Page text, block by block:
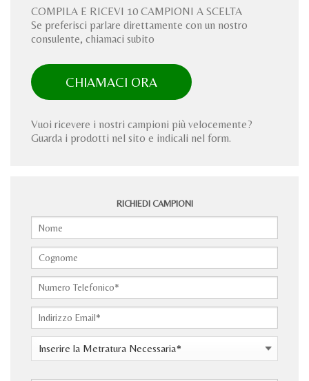
COMPILA E RICEVI 10 CAMPIONI A SCELTA
Se preferisci parlare direttamente con un nostro
consulente, chiamaci subito
CHIAMACI ORA
Vuoi ricevere i nostri campioni più velocemente?
Guarda i prodotti nel sito e indicali nel form.
RICHIEDI CAMPIONI